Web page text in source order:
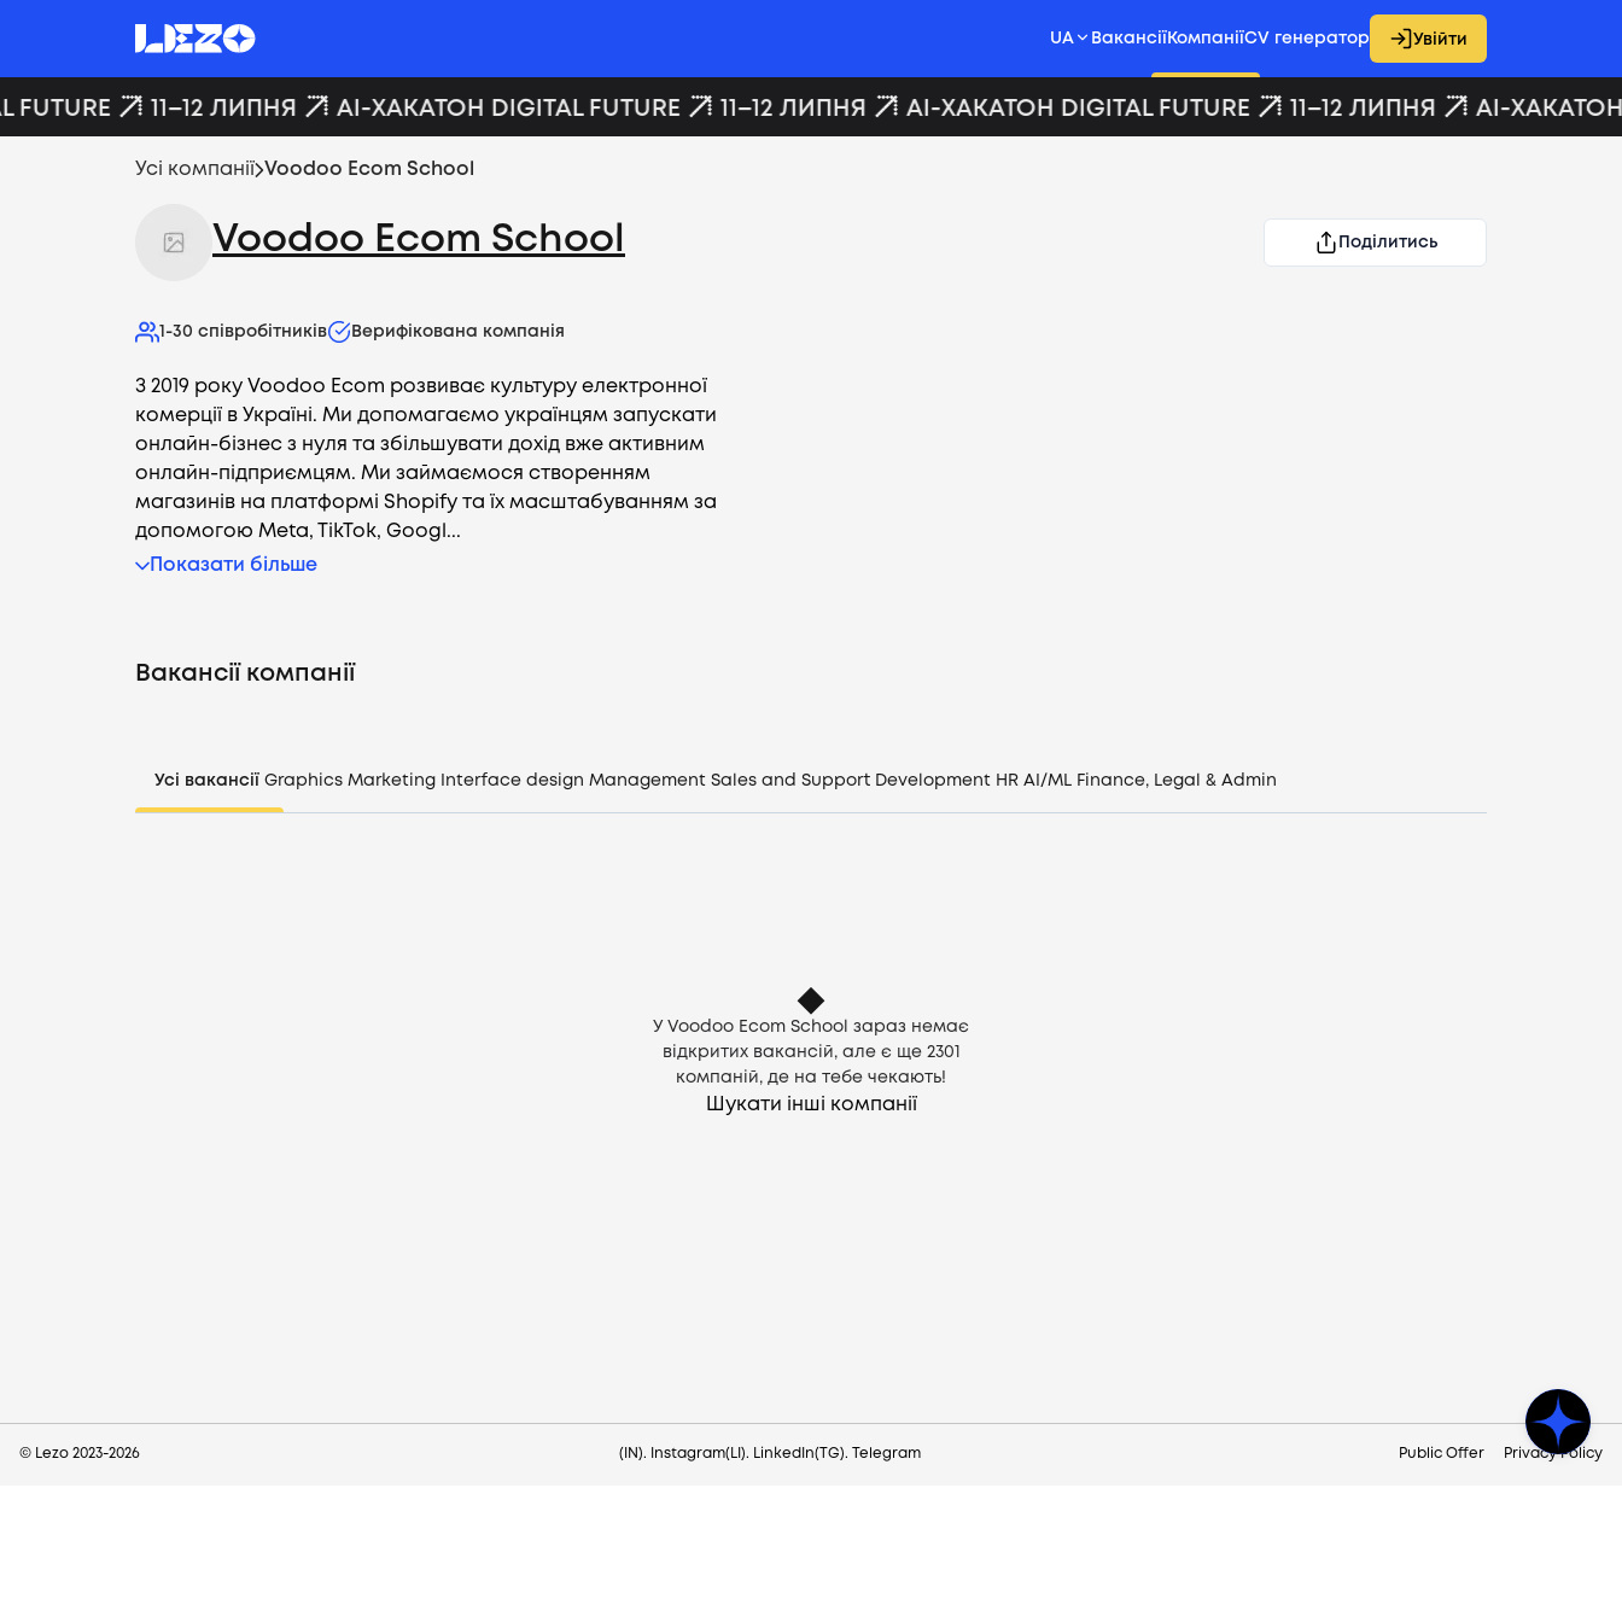
Увійти
UA Вакансії КомпаніїCV генератор Увійти
11–12 ЛИПНЯ AI-ХАКАТОН DIGITAL FUTURE 11–12 ЛИПНЯ AI-ХАКАТОН DIGITAL FUTURE 11–12 ЛИПНЯ AI-ХАКАТОН
Усі компанії Voodoo Ecom School
Voodoo Ecom School Поділитись
1-30 співробітників Верифікована компанія
З 2019 року Voodoo Ecom розвиває культуру електронної
комерції в Україні. Ми допомагаємо українцям запускати
онлайн-бізнес з нуля та збільшувати дохід вже активним
онлайн-підприємцям. Ми займаємося створенням
магазинів на платформі Shopify та їх масштабуванням за
допомогою Meta, TikTok, Googl...
Показати більше
Вакансії компанії
Усі вакансії Graphics Marketing Interface design Management Sales and Support Development HR AI/ML Finance, Legal & Admin
У Voodoo Ecom School зараз немає
відкритих вакансій, але є ще 2301
компаній, де на тебе чекають!
Шукати інші компанії
© Lezo 2023-2026 (IN). Instagram(LI). LinkedIn(TG). Telegram Public Offer Privacy Policy